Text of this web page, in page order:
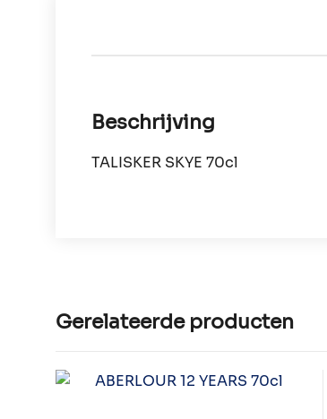
Beschrijving
TALISKER SKYE 70cl
Gerelateerde producten